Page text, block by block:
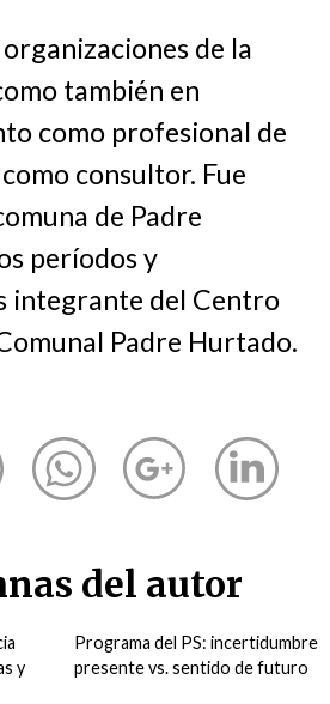
de la
también en
como profesional de
consultor. Fue
de Padre
períodos y
integrante del Centro
Padre Hurtado.
del autor
y
Programa del PS: incertidumbre
presente vs. sentido de futuro